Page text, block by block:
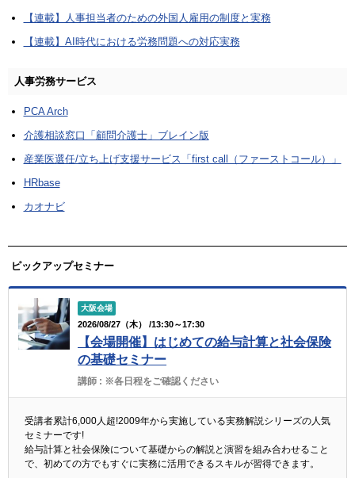
【連載】人事担当者のための外国人雇用の制度と実務
【連載】AI時代における労務問題への対応実務
人事労務サービス
PCA Arch
介護相談窓口「顧問介護士」ブレイン版
産業医選任/立ち上げ支援サービス「first call（ファーストコール）」
HRbase
カオナビ
ピックアップセミナー
大阪会場
2026/08/27（木） /13:30～17:30
【会場開催】はじめての給与計算と社会保険
の基礎セミナー
講師 : ※各日程をご確認ください
受講者累計6,000人超!2009年から実施している実務解説シリーズの人気
セミナーです!
給与計算と社会保険について基礎からの解説と演習を組み合わせること
で、初めての方でもすぐに実務に活用できるスキルが習得できます。